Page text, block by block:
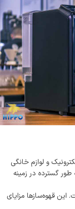
و لوازم خانگی
تأسیس شد، به طور گسترده در زمینه
قهوه‌سازها مزایای